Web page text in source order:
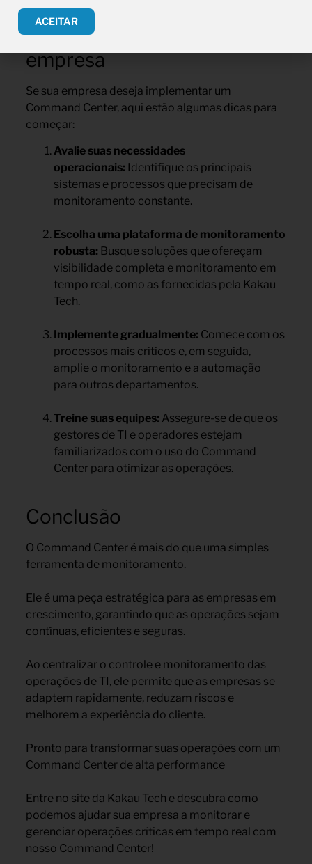
Como implementar um
Command Center na sua
empresa
Se sua empresa deseja implementar um
Command Center, aqui estão algumas dicas para
começar:
Avalie suas necessidades
operacionais: Identifique os principais
sistemas e processos que precisam de
monitoramento constante.
Escolha uma plataforma de monitoramento
robusta: Busque soluções que ofereçam
visibilidade completa e monitoramento em
tempo real, como as fornecidas pela Kakau
Tech.
Implemente gradualmente: Comece com os
processos mais críticos e, em seguida,
amplie o monitoramento e a automação
para outros departamentos.
Treine suas equipes: Assegure-se de que os
gestores de TI e operadores estejam
familiarizados com o uso do Command
Center para otimizar as operações.
Conclusão
O Command Center é mais do que uma simples
ferramenta de monitoramento.
Ele é uma peça estratégica para as empresas em
crescimento, garantindo que as operações sejam
contínuas, eficientes e seguras.
Ao centralizar o controle e monitoramento das
operações de TI, ele permite que as empresas se
adaptem rapidamente, reduzam riscos e
melhorem a experiência do cliente.
Pronto para transformar suas operações com um
Command Center de alta performance
Entre no site da Kakau Tech e descubra como
podemos ajudar sua empresa a monitorar e
gerenciar operações críticas em tempo real com
nosso Command Center!
ACEITAR